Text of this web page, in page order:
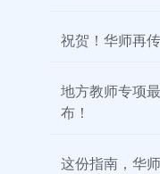
祝贺！华师再
地方教师专项
布！
这份指南，华